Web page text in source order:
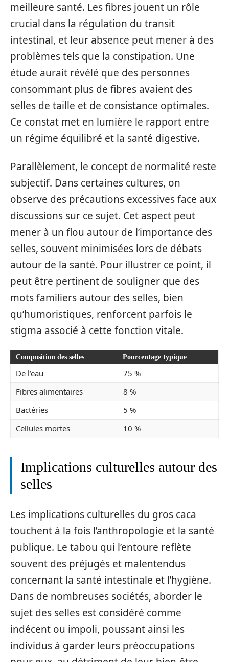
meilleure santé. Les fibres jouent un rôle
crucial dans la régulation du transit
intestinal, et leur absence peut mener à des
problèmes tels que la constipation. Une
étude aurait révélé que des personnes
consommant plus de fibres avaient des
selles de taille et de consistance optimales.
Ce constat met en lumière le rapport entre
un régime équilibré et la santé digestive.
Parallèlement, le concept de normalité reste
subjectif. Dans certaines cultures, on
observe des précautions excessives face aux
discussions sur ce sujet. Cet aspect peut
mener à un flou autour de l’importance des
selles, souvent minimisées lors de débats
autour de la santé. Pour illustrer ce point, il
peut être pertinent de souligner que des
mots familiers autour des selles, bien
qu’humoristiques, renforcent parfois le
stigma associé à cette fonction vitale.
Composition des selles Pourcentage typique
De l’eau
75 %
Fibres alimentaires
8 %
Bactéries
5 %
Cellules mortes
10 %
Implications culturelles autour des
selles
Les implications culturelles du gros caca
touchent à la fois l’anthropologie et la santé
publique. Le tabou qui l’entoure reflète
souvent des préjugés et malentendus
concernant la santé intestinale et l’hygiène.
Dans de nombreuses sociétés, aborder le
sujet des selles est considéré comme
indécent ou impoli, poussant ainsi les
individus à garder leurs préoccupations